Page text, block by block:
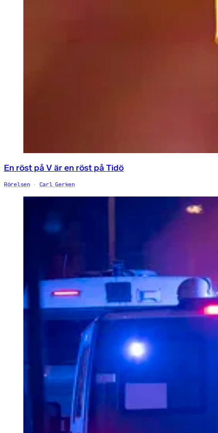
En röst på V är en röst på Tidö
Rörelsen Carl Gerken